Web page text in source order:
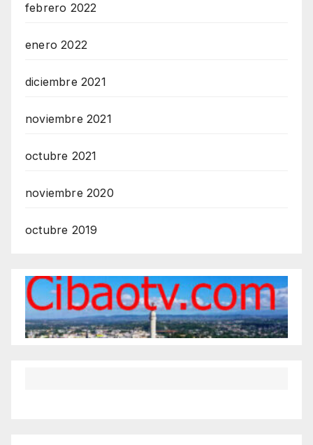
febrero 2022
enero 2022
diciembre 2021
noviembre 2021
octubre 2021
noviembre 2020
octubre 2019